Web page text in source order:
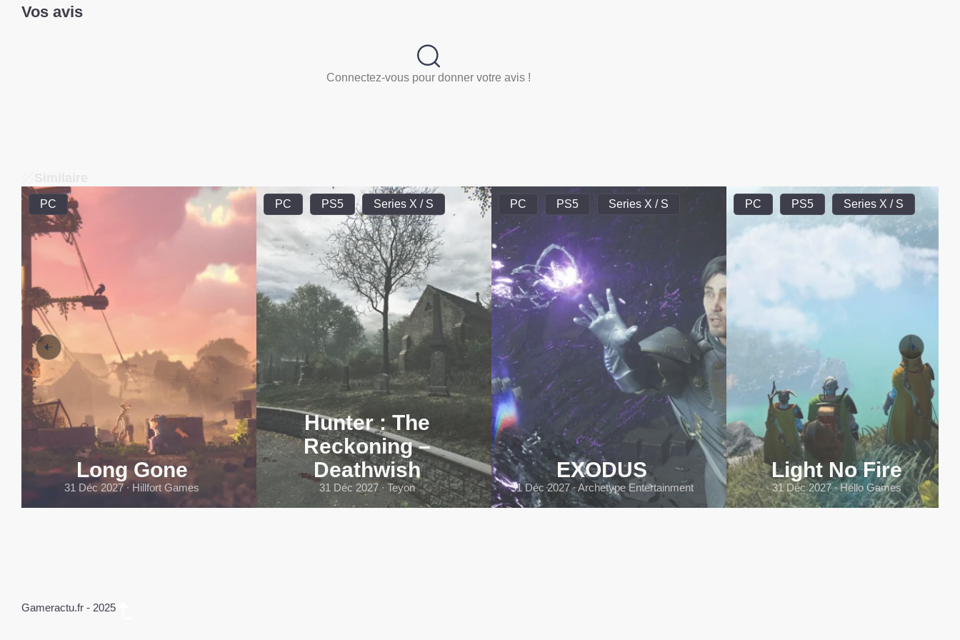
Vos avis
Connectez-vous pour donner votre avis !
PC
Long Gone
31 Déc 2027 ∙ Hillfort Games
PC PS5 Series X / S
Hunter : The
Reckoning –
Deathwish
31 Déc 2027 ∙ Teyon
PC PS5 Series X / S
EXODUS
31 Déc 2027 ∙ Archetype Entertainment
PC PS5 Series X / S
Light No Fire
31 Déc 2027 ∙ Hello Games
Gameractu.fr - 2025